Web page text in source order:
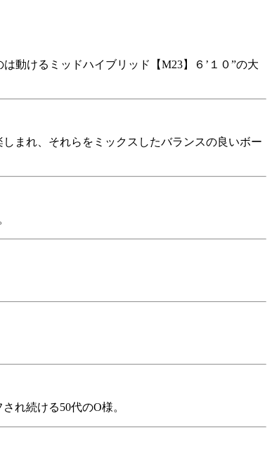
動けるミッドハイブリッド【M23】６’１０”の大
まれ、それらをミックスしたバランスの良いボー
れ続ける50代のO様。